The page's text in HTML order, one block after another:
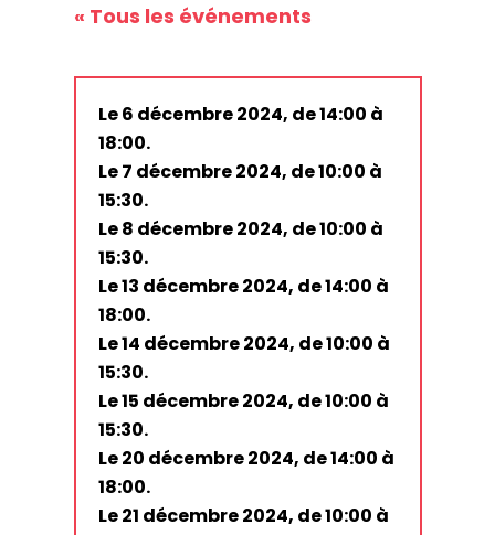
« Tous les événements
Le 6 décembre 2024, de 14:00 à
18:00.
Le 7 décembre 2024, de 10:00 à
15:30.
Le 8 décembre 2024, de 10:00 à
15:30.
Le 13 décembre 2024, de 14:00 à
18:00.
Le 14 décembre 2024, de 10:00 à
15:30.
Le 15 décembre 2024, de 10:00 à
15:30.
Le 20 décembre 2024, de 14:00 à
18:00.
Le 21 décembre 2024, de 10:00 à